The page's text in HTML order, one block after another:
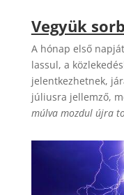
Vegyük
A hónap első
lassul, a
jelentkezhetnek,
júliusra jellemző,
múlva mozdul újra